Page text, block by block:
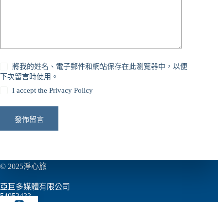
將我的姓名、電子郵件和網站保存在此瀏覽器中，以便
下次留言時使用。
I accept thePrivacy Policy
發佈留言
© 2025淨心旅
亞巨多媒體有限公司
54953433